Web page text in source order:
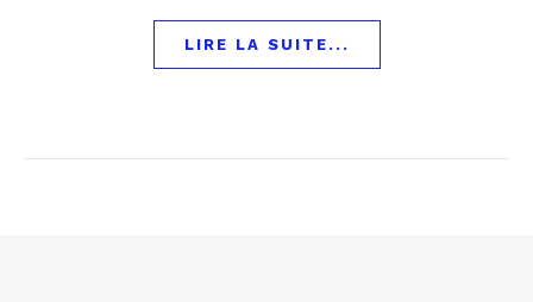
LIRE LA SUITE...